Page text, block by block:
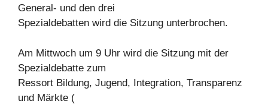
General- und den drei
Spezialdebatten wird die Sitzung unterbrochen.
Am Mittwoch um 9 Uhr wird die Sitzung mit der
Spezialdebatte zum
Ressort Bildung, Jugend, Integration, Transparenz
und Märkte (